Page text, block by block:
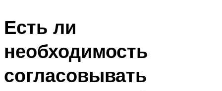
Есть ли
необходимость
согласовывать